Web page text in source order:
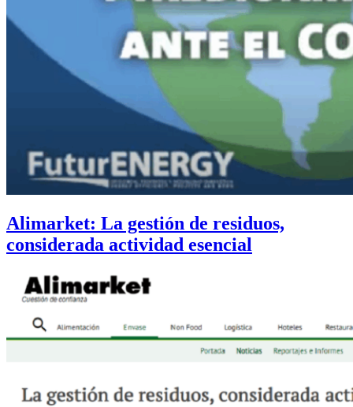
Alimarket: La gestión de residuos,
considerada actividad esencial